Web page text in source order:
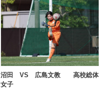
沼田 VS 広島文教 高校総体
女子